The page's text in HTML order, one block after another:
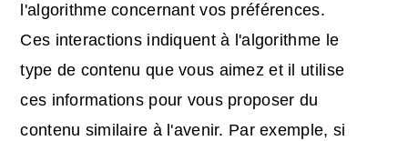
l'algorithme concernant vos préférences.
Ces interactions indiquent à l'algorithme le
type de contenu que vous aimez et il utilise
ces informations pour vous proposer du
contenu similaire à l'avenir. Par exemple, si